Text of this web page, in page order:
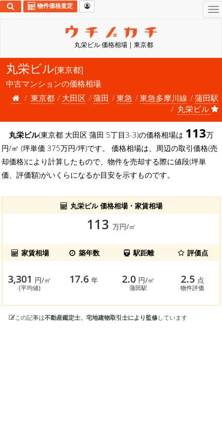
丸栄ビル 価格相場 | 東京都
物件価格査定
丸栄ビル[東京都]
中古マンションの価格相場
東京都
大田区 蒲田 東急 東急多摩川線
蒲田駅
丸栄ビル
丸栄ビル(東京都 大田区 蒲田 5丁目3-3)の価格相場は 113万
円/㎡ (坪単価 375万円/坪)です。 価格相場は、周辺の取引価格(売
却価格)により計算したもので、物件を売却する際に値段(坪単
価、評価額)がいくらになるか目安を示すものです。
丸栄ビル 価格相場・家賃相場
113 万円/㎡
家賃相場 築年数 駅距離 評価点
3,301 円/㎡
(平均値)
17.6年 2.0 円/㎡
蒲田駅
2.5 点
物件評価
この記事は不動産鑑定士、宅地建物取引士により監修しています